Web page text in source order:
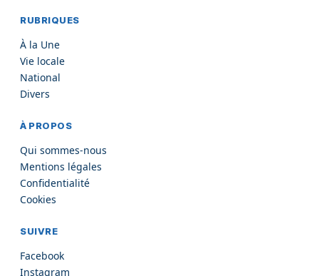
RUBRIQUES
À la Une
Vie locale
National
Divers
À PROPOS
Qui sommes-nous
Mentions légales
Confidentialité
Cookies
SUIVRE
Facebook
Instagram